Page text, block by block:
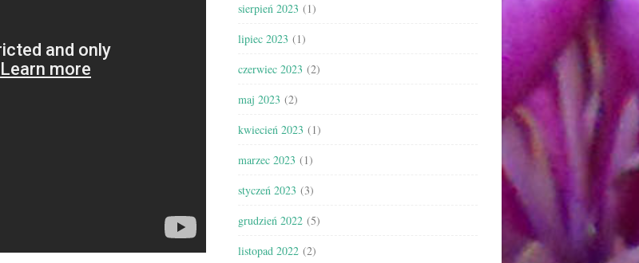
sierpień 2023 (1)
lipiec 2023 (1)
czerwiec 2023 (2)
maj 2023 (2)
kwiecień 2023 (1)
marzec 2023 (1)
styczeń 2023 (3)
grudzień 2022 (5)
listopad 2022 (2)